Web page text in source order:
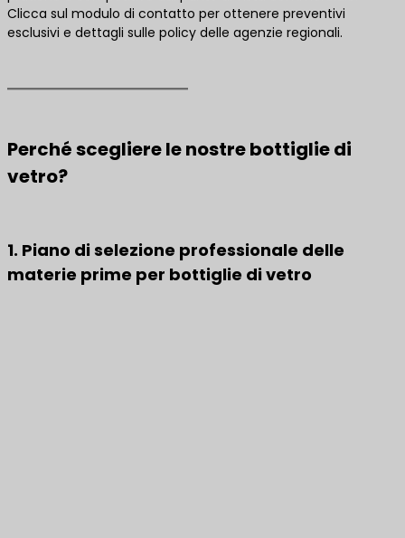
Clicca sul modulo di contatto per ottenere preventivi
esclusivi e dettagli sulle policy delle agenzie regionali.
Perché scegliere le nostre bottiglie di
vetro?
1. Piano di selezione professionale delle
materie prime per bottiglie di vetro